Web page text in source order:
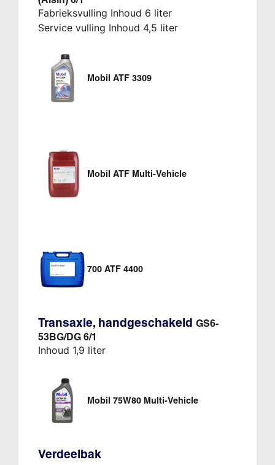
Fabrieksvulling Inhoud 6 liter
Service vulling Inhoud 4,5 liter
Mobil ATF 3309
Mobil ATF Multi-Vehicle
700 ATF 4400
Transaxle, handgeschakeld GS6-
53BG/DG 6/1
Inhoud 1,9 liter
Mobil 75W80 Multi-Vehicle
Verdeelbak